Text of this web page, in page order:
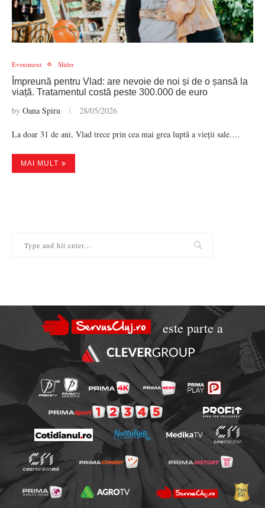
Eveniment Slider
Împreună pentru Vlad: are nevoie de noi și de o șansă la
viață. Tratamentul costă peste 300.000 de euro
by Oana Spiru 28/05/2026
La doar 31 de ani, Vlad trece prin cea mai grea luptă a vieții sale.…
MAI MULT
este parte a